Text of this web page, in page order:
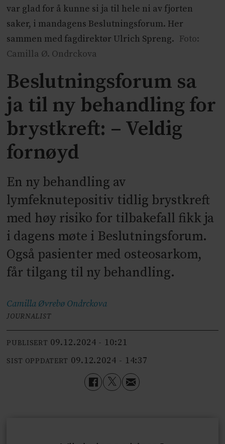
var glad for å kunne si ja til hele ni av fjorten
saker, i mandagens Beslutningsforum. Her
sammen med fagdirektør Ulrich Spreng. Foto:
Camilla Ø. Ondrckova
Beslutningsforum sa
ja til ny behandling for
brystkreft: – Veldig
fornøyd
En ny behandling av
lymfeknutepositiv tidlig brystkreft
med høy risiko for tilbakefall fikk ja
i dagens møte i Beslutningsforum.
Også pasienter med osteosarkom,
får tilgang til ny behandling.
Camilla Øvrebø Ondrckova
JOURNALIST
PUBLISERT 09.12.2024 - 10:21
SIST OPPDATERT 09.12.2024 - 14:37